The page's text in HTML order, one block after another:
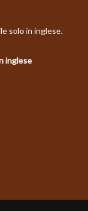
solo in inglese.
inglese